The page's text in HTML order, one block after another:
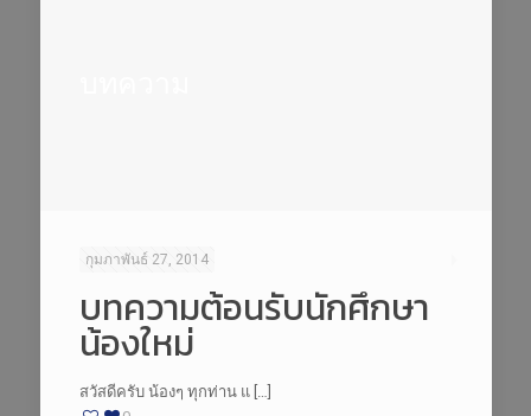
กุมภาพันธ์ 27, 2014
บทความต้อนรับนักศึกษา
น้องใหม่
สวัสดีครับ น้องๆ ทุกท่าน แ […]